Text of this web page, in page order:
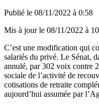
Publié le 08/11/2022 à 0:58
Mis à jour le 08/11/2022 à
C’est une modification qui
salariés du privé. Le Sénat,
annulé, par 302 voix contre
sociale de l’activité de
cotisations de retraite
aujourd’hui assumée par